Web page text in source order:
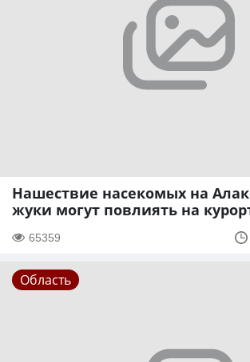
Нашествие насекомых на
жуки могут повлиять на
65359
Область